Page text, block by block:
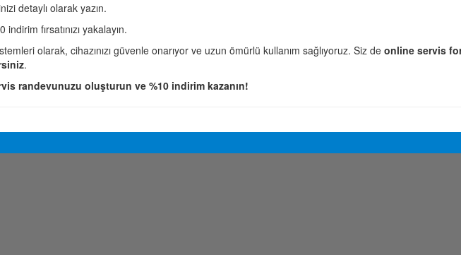
detaylı olarak yazın.
fırsatınızı yakalayın.
olarak, cihazınızı güvenle onarıyor ve uzun ömürlü kullanım sağlıyoruz. Siz de online servis
.
randevunuzu oluşturun ve %10 indirim kazanın!